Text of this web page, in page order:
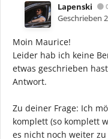
Lapenski
Geschrieben
Moin Maurice!
Leider hab ich keine
etwas geschrieben
Antwort.
Zu deiner Frage: Ich
komplett (so komplett
es nicht noch weiter